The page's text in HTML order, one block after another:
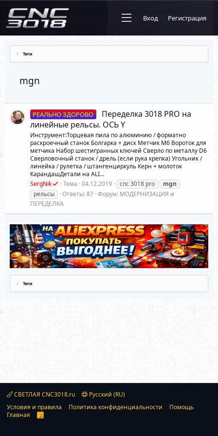
Вход Регистрация
Теги
mgn
РЕАЛЬНО ЗДОРОВО
Переделка 3018 PRO на
линейные рельсы. ОСЬ Y
Инструмент:Торцевая пила по алюминию / форматно
раскроечный станок Болгарка + диск Метчик M6 Вороток для
метчика Набор шестигранных ключей Сверло по металлу D6
Сверловочный станок / дрель (если рука крепка) Угольник /
линейка / рулетка / штангенциркуль Керн + молоток
КарандашДетали на ALI...
SergNik
Тема 04.12.2019 cnc 3018 pro
mgn
рельсы
Ответы: 87 Форум: МОДЕРНИЗАЦИЯ и
ПЕРЕДЕЛКА
Теги
СВЕТЛАЯ CNC3018.ru
Русский (RU)
Условия и правила
Политика конфиденциальности
Помощь
Главная
R
S